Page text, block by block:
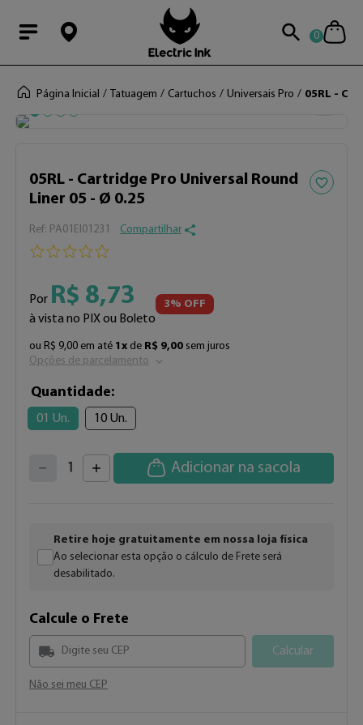
Modal0
Página Inicial Tatuagem Cartuchos Universais Pro 05RL -
05RL - Cartridge Pro Universal Round
Liner 05 - Ø 0.25
Adicionar
: PA01EI01231 Compartilhar
Por R$ 8,73
à vista no PIX ou Boleto
3% OFF
ou R$ 9,00 em até 1x de R$ 9,00 sem juros
Opções de parcelamento
Quantidade
01 Un. 10 Un.
1 Adicionar na sacola
Retire hoje gratuitamente em nossa loja física
Ao selecionar esta opção o cálculo de Frete será
desabilitado.
Calcule o Frete
Calcular
Não sei meu CEP